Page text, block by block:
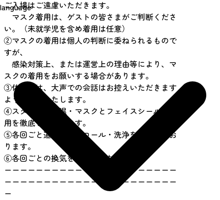
language
ご入場はご遠慮いただきます。
マスク着用は、ゲストの皆さまがご判断くださ
い。（未就学児を含め着用は任意）
②マスクの着用は個人の判断に委ねられるもので
すが、
感染対策上、または運営上の理由等により、マ
スクの着用をお願いする場合があります。
③体験中は、大声での会話はお控えいただきます
ようお願いいたします。
④スタッフは検温・マスクとフェイスシールド着
用を徹底しております。
⑤各回ごと道具のアルコール・洗浄を徹底してお
ります。
⑥各回ごとの換気を徹底しております。
ーーーーーーーーーーーーーーーーーーーーーー
ーーーーーーーーーーーーーーーーーーーーーー
ー